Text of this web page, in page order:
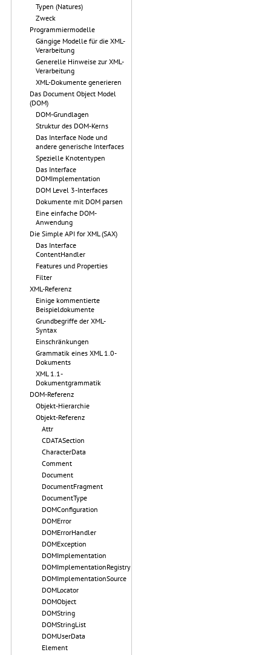
Typen (Natures)
Zweck
Programmiermodelle
Gängige Modelle für die XML-
Verarbeitung
Generelle Hinweise zur XML-
Verarbeitung
XML-Dokumente generieren
Das Document Object Model
(DOM)
DOM-Grundlagen
Struktur des DOM-Kerns
Das Interface Node und
andere generische Interfaces
Spezielle Knotentypen
Das Interface
DOMImplementation
DOM Level 3-Interfaces
Dokumente mit DOM parsen
Eine einfache DOM-
Anwendung
Die Simple API for XML (SAX)
Das Interface
ContentHandler
Features und Properties
Filter
XML-Referenz
Einige kommentierte
Beispieldokumente
Grundbegriffe der XML-
Syntax
Einschränkungen
Grammatik eines XML 1.0-
Dokuments
XML 1.1-
Dokumentgrammatik
DOM-Referenz
Objekt-Hierarchie
Objekt-Referenz
Attr
CDATASection
CharacterData
Comment
Document
DocumentFragment
DocumentType
DOMConfiguration
DOMError
DOMErrorHandler
DOMException
DOMImplementation
DOMImplementationRegistry
DOMImplementationSource
DOMLocator
DOMObject
DOMString
DOMStringList
DOMUserData
Element